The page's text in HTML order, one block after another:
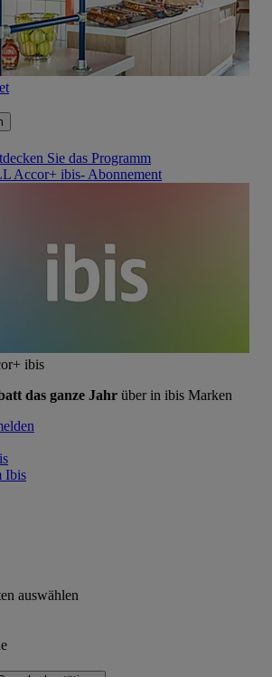
Sie das Programm
Accor+ ibis- Abonnement
ibis
das ganze Jahr über in ibis Marken
Ibis
auswählen